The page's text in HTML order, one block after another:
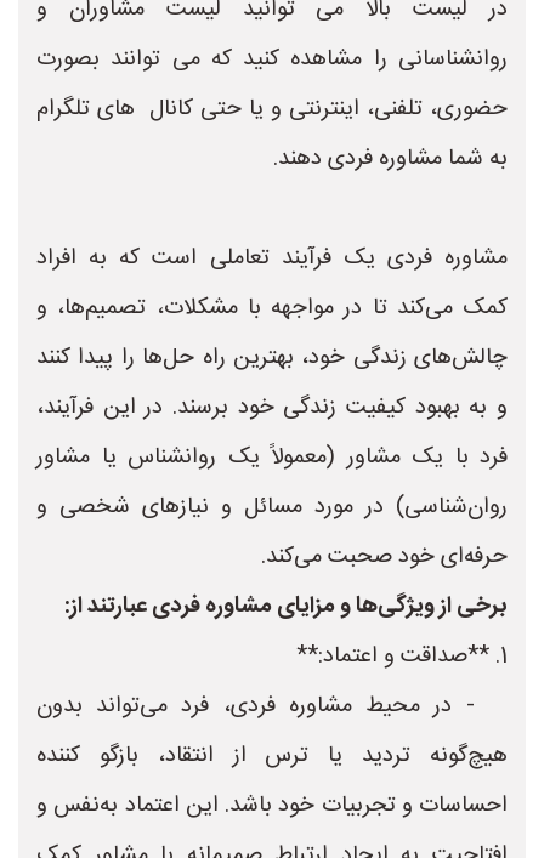
در لیست بالا می توانید لیست مشاوران و
روانشناسانی را مشاهده کنید که می توانند بصورت
حضوری، تلفنی، اینترنتی و یا حتی کانال های تلگرام
به شما مشاوره فردی دهند.
مشاوره فردی یک فرآیند تعاملی است که به افراد
کمک می‌کند تا در مواجهه با مشکلات، تصمیم‌ها، و
چالش‌های زندگی خود، بهترین راه حل‌ها را پیدا کنند
و به بهبود کیفیت زندگی خود برسند. در این فرآیند،
فرد با یک مشاور (معمولاً یک روانشناس یا مشاور
روان‌شناسی) در مورد مسائل و نیازهای شخصی و
حرفه‌ای خود صحبت می‌کند.
برخی از ویژگی‌ها و مزایای مشاوره فردی عبارتند از:
1. **صداقت و اعتماد:**
- در محیط مشاوره فردی، فرد می‌تواند بدون
هیچ‌گونه تردید یا ترس از انتقاد، بازگو کننده
احساسات و تجربیات خود باشد. این اعتماد به‌نفس و